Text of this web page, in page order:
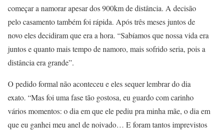
começar a namorar apesar dos 900km de distância. A decisão
pelo casamento também foi rápida. Após três meses juntos de
novo eles decidiram que era a hora. “Sabíamos que nossa vida era
juntos e quanto mais tempo de namoro, mais sofrido seria, pois a
distância era grande”.
O pedido formal não aconteceu e eles sequer lembrar do dia
exato. “Mas foi uma fase tão gostosa, eu guardo com carinho
vários momentos: o dia em que ele pediu pra minha mãe, o dia em
que eu ganhei meu anel de noivado… E foram tantos imprevistos